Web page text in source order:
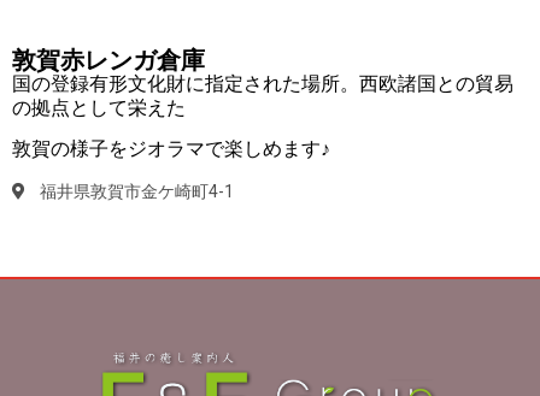
敦賀赤レンガ倉庫
国の登録有形文化財に指定された場所。西欧諸国との貿易
の拠点として栄えた
敦賀の様子をジオラマで楽しめます♪
福井県敦賀市金ケ崎町4-1